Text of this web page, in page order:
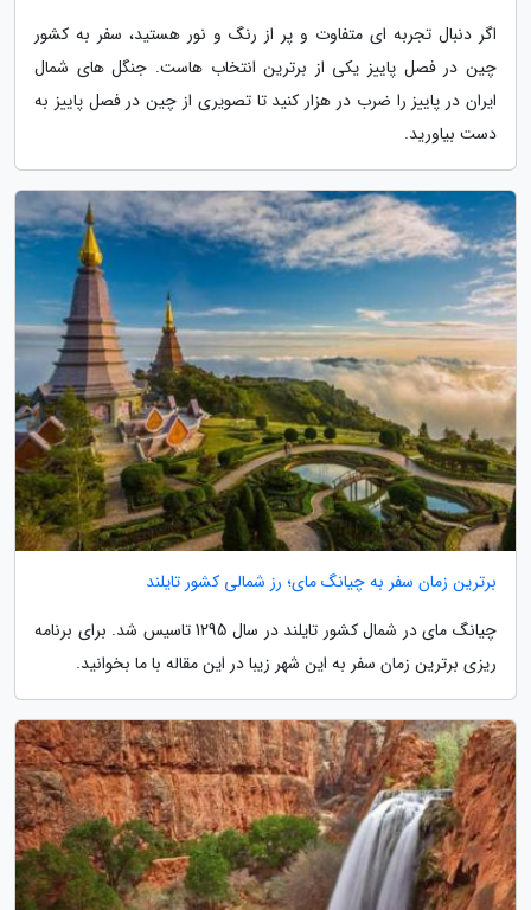
اگر دنبال تجربه ای متفاوت و پر از رنگ و نور هستید، سفر به کشور
چین در فصل پاییز یکی از برترین انتخاب هاست. جنگل های شمال
ایران در پاییز را ضرب در هزار کنید تا تصویری از چین در فصل پاییز به
دست بیاورید.
برترین زمان سفر به چیانگ مای؛ رز شمالی کشور تایلند
چیانگ مای در شمال کشور تایلند در سال 1295 تاسیس شد. برای برنامه
ریزی برترین زمان سفر به این شهر زیبا در این مقاله با ما بخوانید.